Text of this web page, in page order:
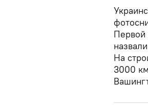
Первой
На
3000